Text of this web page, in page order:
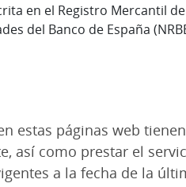
en el Registro Mercantil
del Banco de España
estas páginas web
así como prestar el
a la fecha de la